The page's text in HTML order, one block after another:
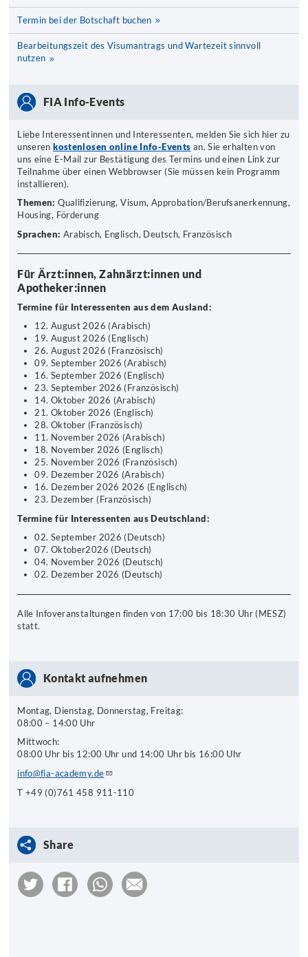
Termin bei der Botschaft buchen
Bearbeitungszeit des Visumantrags und Wartezeit sinnvoll
nutzen
FIA Info-Events
Liebe Interessentinnen und Interessenten, melden Sie sich hier zu
unserenkostenlosen online Info-Events an. Sie erhalten von
uns eine E-Mail zur Bestätigung des Termins und einen Link zur
Teilnahme über einen Webbrowser (Sie müssen kein Programm
installieren).
Themen: Qualifizierung, Visum, Approbation/Berufsanerkennung,
Housing, Förderung
Sprachen: Arabisch, Englisch, Deutsch, Französisch
Für Ärzt:innen, Zahnärzt:innen und
Apotheker:innen
Termine für Interessenten aus dem Ausland:
12. August 2026 (Arabisch)
19. August 2026 (Englisch)
26. August 2026 (Französisch)
09. September 2026 (Arabisch)
16. September 2026 (Englisch)
23. September 2026 (Französisch)
14. Oktober 2026 (Arabisch)
21. Oktober 2026 (Englisch)
28. Oktober (Französisch)
11. November 2026 (Arabisch)
18. November 2026 (Englisch)
25. November 2026 (Französisch)
09. Dezember 2026 (Arabisch)
16. Dezember 2026 2026 (Englisch)
23. Dezember (Französisch)
Termine für Interessenten aus Deutschland:
02. September 2026 (Deutsch)
07. Oktober2026 (Deutsch)
04. November 2026 (Deutsch)
02. Dezember 2026 (Deutsch)
Alle Infoveranstaltungen finden von 17:00 bis 18:30 Uhr (MESZ)
statt.
Kontakt aufnehmen
Montag, Dienstag, Donnerstag, Freitag:
08:00 – 14:00 Uhr
Mittwoch:
08:00 Uhr bis 12:00 Uhr und 14:00 Uhr bis 16:00 Uhr
info@fia-academy.de
T +49 (0)761 458 911-110
Share